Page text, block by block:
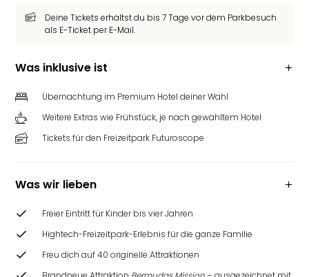
Deine Tickets erhältst du bis 7 Tage vor dem Parkbesuch
als E-Ticket per E-Mail.
Was inklusive ist
Übernachtung im Premium Hotel deiner Wahl
Weitere Extras wie Frühstück, je nach gewähltem Hotel
Tickets für den Freizeitpark Futuroscope
Was wir lieben
Freier Eintritt für Kinder bis vier Jahren
Hightech-Freizeitpark-Erlebnis für die ganze Familie
Freu dich auf 40 originelle Attraktionen